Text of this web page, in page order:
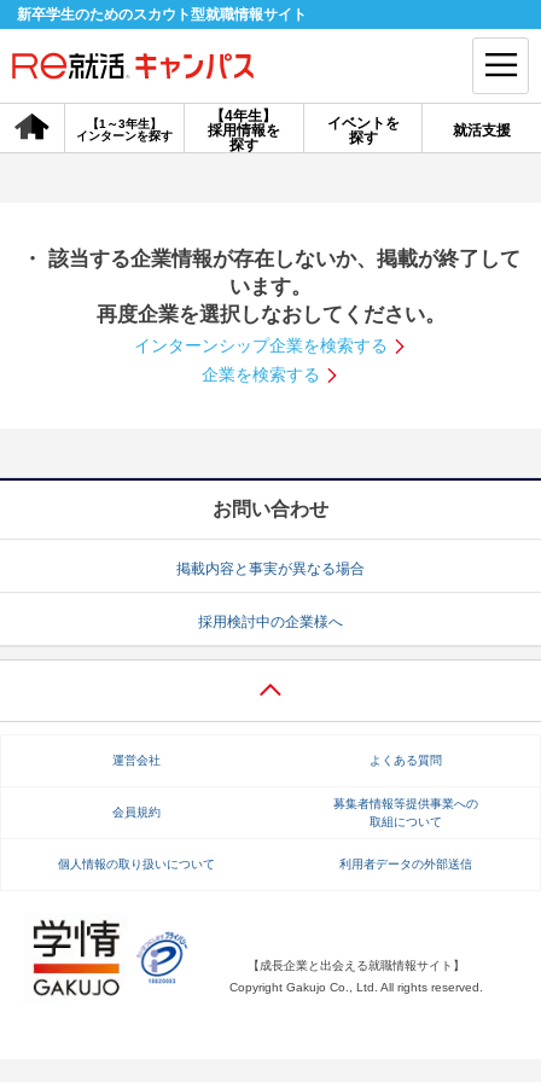
新卒学生のためのスカウト型就職情報サイト
【4年生】
採用情報を
探す
【1～3年生】
インターンを探す
イベントを
探す
就活支援
会員登録 ログイン
探す
【4年生】
説明会を探す
インターンを探す
就活ノウハウ・サポート
就活ノウハウが満載！ お役立ち記事・相談室など
就活ニュースペーパー よくある質問
不明点があればこちら
・ 該当する企業情報が存在しないか、掲載が終了して
います。
再度企業を選択しなおしてください。
インターンシップ企業を検索する
企業を検索する
お問い合わせ
掲載内容と事実が異なる場合
採用検討中の企業様へ
運営会社 よくある質問
会員規約
募集者情報等提供事業への
取組について
個人情報の取り扱いについて 利用者データの外部送信
【成長企業と出会える就職情報サイト】
Copyright Gakujo Co., Ltd. All rights reserved.